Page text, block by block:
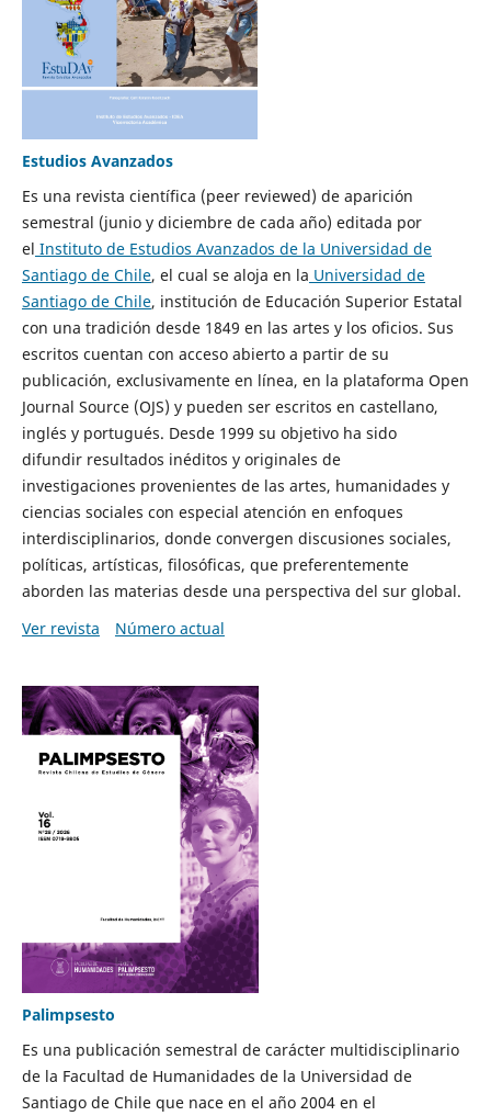
Estudios Avanzados
Es una revista científica (peer reviewed) de aparición
semestral (junio y diciembre de cada año) editada por
el Instituto de Estudios Avanzados de la Universidad de
Santiago de Chile, el cual se aloja en la Universidad de
Santiago de Chile, institución de Educación Superior Estatal
con una tradición desde 1849 en las artes y los oficios. Sus
escritos cuentan con acceso abierto a partir de su
publicación, exclusivamente en línea, en la plataforma Open
Journal Source (OJS) y pueden ser escritos en castellano,
inglés y portugués. Desde 1999 su objetivo ha sido
difundir resultados inéditos y originales de
investigaciones provenientes de las artes, humanidades y
ciencias sociales con especial atención en enfoques
interdisciplinarios, donde convergen discusiones sociales,
políticas, artísticas, filosóficas, que preferentemente
aborden las materias desde una perspectiva del sur global.
Ver revista
Número actual
Palimpsesto
Es una publicación semestral de carácter multidisciplinario
de la Facultad de Humanidades de la Universidad de
Santiago de Chile que nace en el año 2004 en el